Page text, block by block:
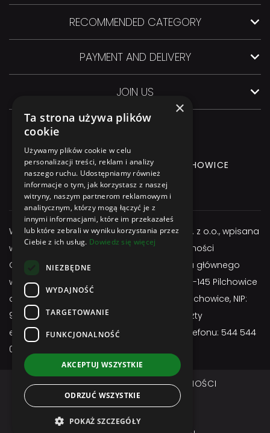
RECOMMENDED CATEGORY
PAYMENT AND DELIVERY
JOIN US
GLIWICKA 3 Street, 44-145 PILCHOWICE
+48 544 544 064
Właścicielem serwisu jest firma Atexbud Sp. z o.o., wpisana
w Centralnej Ewidencji i Informacji o Działalności
Gospodarczej, posiadającą adres miejsca głównego
wykonywania działalności: ul. Gliwicka 3; 44-145 Pilchowice
adres do doręczeń: ul. Gliwicka 3; 44-145 Pilchowice, NIP:
9691657255, REGON: 524963750, adres poczty
elektronicznej:sklep@atexbud.pl
, numer telefonu: 544 544
064
REGULAMIN
POLITYKA PRYWATNOŚCI
DOSTAWA I PŁATNOŚĆ
Copyright © ATEXBUD
×
Ta strona używa plików
cookie
Używamy plików cookie w celu
personalizacji treści, reklam i analizy
naszego ruchu. Udostępniamy również
informacje o tym, jak korzystasz z naszej
witryny, naszym partnerom reklamowym i
analitycznym, którzy mogą łączyć je z
innymi informacjami, które im przekazałeś
lub które zebrali w wyniku korzystania przez
Ciebie z ich usług. Dowiedz się więcej
NIEZBĘDNE
WYDAJNOŚĆ
TARGETOWANIE
FUNKCJONALNOŚĆ
AKCEPTUJ WSZYSTKIE
ODRZUĆ WSZYSTKIE
POKAŻ SZCZEGÓŁY